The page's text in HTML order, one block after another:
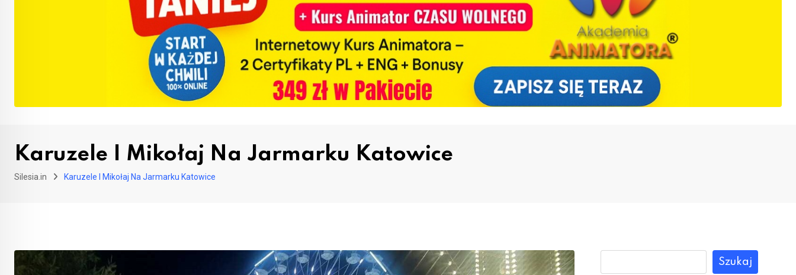
Karuzele I Mikołaj Na Jarmarku Katowice
Silesia.in Karuzele I Mikołaj Na Jarmarku Katowice
Szukaj